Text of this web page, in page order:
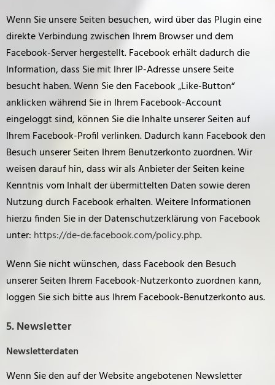
Wenn Sie unsere Seiten besuchen, wird über das Plugin eine
direkte Verbindung zwischen Ihrem Browser und dem
Facebook-Server hergestellt. Facebook erhält dadurch die
Information, dass Sie mit Ihrer IP-Adresse unsere Seite
besucht haben. Wenn Sie den Facebook „Like-Button“
anklicken während Sie in Ihrem Facebook-Account
eingeloggt sind, können Sie die Inhalte unserer Seiten auf
Ihrem Facebook-Profil verlinken. Dadurch kann Facebook den
Besuch unserer Seiten Ihrem Benutzerkonto zuordnen. Wir
weisen darauf hin, dass wir als Anbieter der Seiten keine
Kenntnis vom Inhalt der übermittelten Daten sowie deren
Nutzung durch Facebook erhalten. Weitere Informationen
hierzu finden Sie in der Datenschutzerklärung von Facebook
unter: https://de-de.facebook.com/policy.php.
Wenn Sie nicht wünschen, dass Facebook den Besuch
unserer Seiten Ihrem Facebook-Nutzerkonto zuordnen kann,
loggen Sie sich bitte aus Ihrem Facebook-Benutzerkonto aus.
5. Newsletter
Newsletterdaten
Wenn Sie den auf der Website angebotenen Newsletter